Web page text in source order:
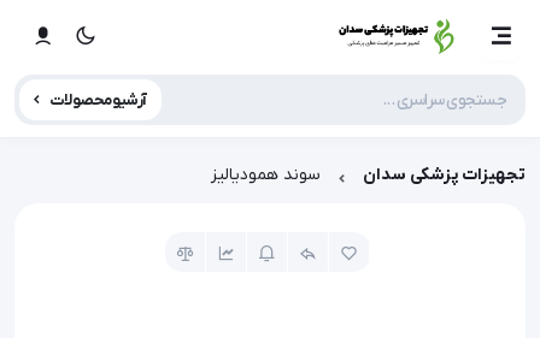
آرشیو محصولات
تجهیزات پزشکی سدان سوند همودیالیز